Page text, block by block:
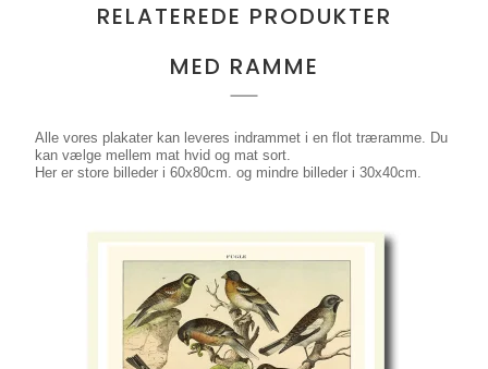
RELATEREDE PRODUKTER
MED RAMME
Alle vores plakater kan leveres indrammet i en flot træramme. Du
kan vælge mellem mat hvid og mat sort.
Her er store billeder i 60x80cm. og mindre billeder i 30x40cm.